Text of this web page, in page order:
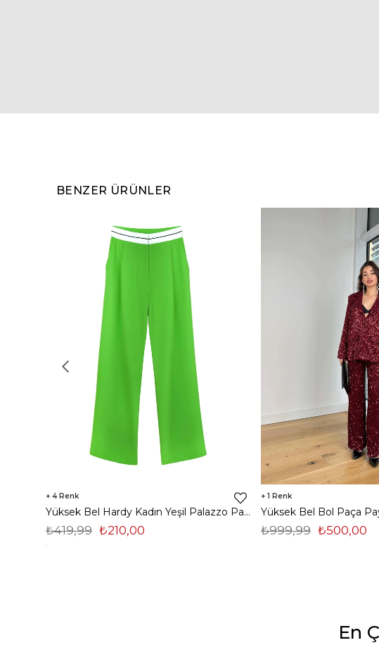
BENZER ÜRÜNLER
4
Yüksek Bel Hardy Kadın Yeşil Palazzo Pantolon 23K000407
₺210,00
₺419,99
1
₺500,00
₺999,99
En